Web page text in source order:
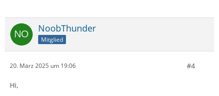
NoobThunder
Mitglied
20. März 2025 um 19:06 #4
Hi,